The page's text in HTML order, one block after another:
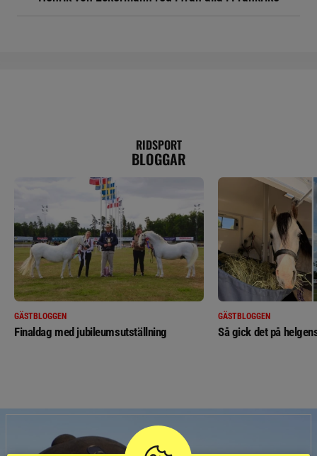
RIDSPORT
BLOGGAR
GÄSTBLOGGEN
Finaldag med jubileumsutställning
GÄSTBLOGGEN
Så gick det på